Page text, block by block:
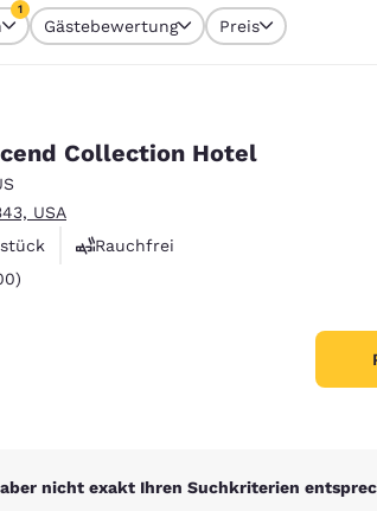
Canada
1
Gästebewertung Preis
Collection Hotel
USA
Rauchfrei
300 Bewertungen
nicht exakt Ihren Suchkriterien